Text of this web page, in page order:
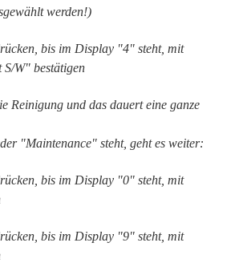
werden!)
bis im Display "4" steht, mit
W" bestätigen
Reinigung und das dauert eine ganze
"Maintenance" steht, geht es weiter:
bis im Display "0" steht, mit
bis im Display "9" steht, mit